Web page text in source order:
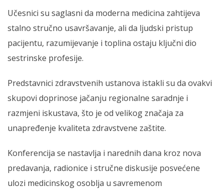
Učesnici su saglasni da moderna medicina zahtijeva
stalno stručno usavršavanje, ali da ljudski pristup
pacijentu, razumijevanje i toplina ostaju ključni dio
sestrinske profesije.
Predstavnici zdravstvenih ustanova istakli su da ovakvi
skupovi doprinose jačanju regionalne saradnje i
razmjeni iskustava, što je od velikog značaja za
unapređenje kvaliteta zdravstvene zaštite.
Konferencija se nastavlja i narednih dana kroz nova
predavanja, radionice i stručne diskusije posvećene
ulozi medicinskog osoblja u savremenom